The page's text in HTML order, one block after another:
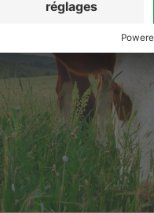
et leur capacité à
certain nombre
le cœur
se traduire
nerfs. Les
ou de la baisse
ou à des